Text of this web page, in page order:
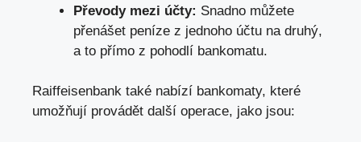
Převody mezi účty: Snadno můžete
přenášet peníze z jednoho účtu na druhý,
a to přímo z pohodlí bankomatu.
Raiffeisenbank také nabízí bankomaty, které
umožňují provádět další operace, jako jsou: